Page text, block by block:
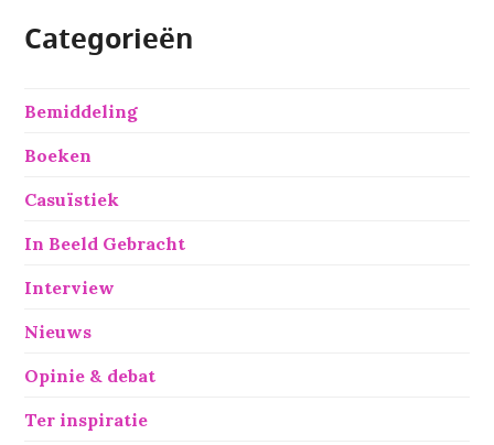
Categorieën
Bemiddeling
Boeken
Casuïstiek
In Beeld Gebracht
Interview
Nieuws
Opinie & debat
Ter inspiratie